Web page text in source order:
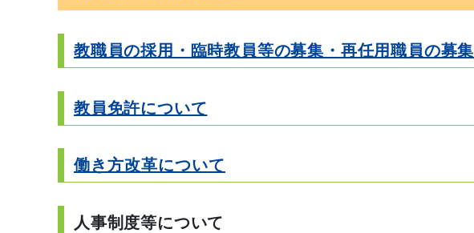
教職員の採用・臨時教員等の募集・再任用職員の募集
教員免許について
働き方改革について
人事制度等について